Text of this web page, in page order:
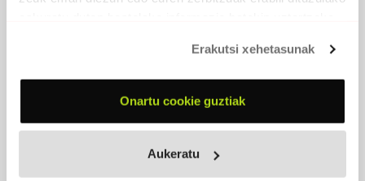
Erakutsi xehetasunak
Onartu cookie guztiak
Aukeratu